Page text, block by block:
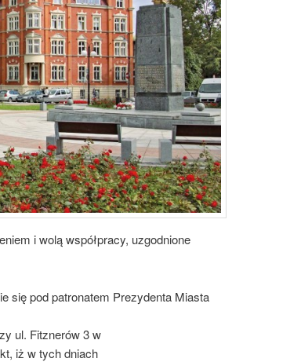
i wolą współpracy, uzgodnione
się pod patronatem Prezydenta Miasta
ul. Fitznerów 3 w
iż w tych dniach